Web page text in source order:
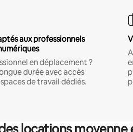
aux professionnels
en déplacement ?
durée avec accès
de travail dédiés.